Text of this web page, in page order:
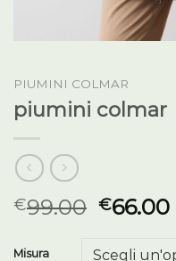
PIUMINI COLMAR
piumini colmar
€99.00 €66.00
Misura